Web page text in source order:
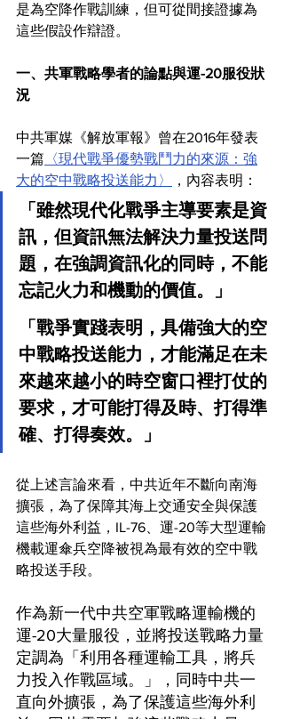
是為空降作戰訓練，但可從間接證據為
這些假設作辯證。
一、共軍戰略學者的論點與運-20服役狀
況
中共軍媒《解放軍報》曾在2016年發表
一篇 〈現代戰爭優勢戰鬥力的來源：強
大的空中戰略投送能力〉
，內容表明：
「雖然現代化戰爭主導要素是資
訊，但資訊無法解決力量投送問
題，在強調資訊化的同時，不能
忘記火力和機動的價值。」
「戰爭實踐表明，具備強大的空
中戰略投送能力，才能滿足在未
來越來越小的時空窗口裡打仗的
要求，才可能打得及時、打得準
確、打得奏效。」
從上述言論來看，中共近年不斷向南海
擴張，為了保障其海上交通安全與保護
這些海外利益，IL-76、運-20等大型運輸
機載運傘兵空降被視為最有效的空中戰
略投送手段。
作為新一代中共空軍戰略運輸機的
運-20大量服役，並將投送戰略力量
定調為「利用各種運輸工具，將兵
力投入作戰區域。」，同時中共一
直向外擴張，為了保護這些海外利